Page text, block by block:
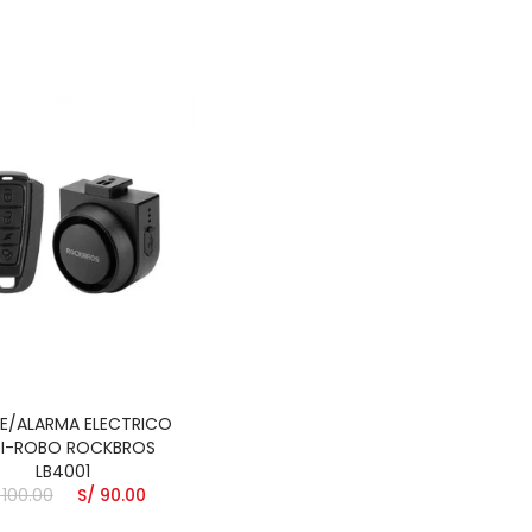
ALARMA ELECTRICO
ROBO ROCKBROS
LB4001
S/ 90.00